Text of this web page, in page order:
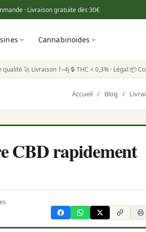
· Livraison gratuite dès 30€
Cannabinoïdes
qualité·🚀 Livraison 1–4j·🔒 THC < 0,3% · Légal·📦
Accueil / Blog /
CBD rapidement